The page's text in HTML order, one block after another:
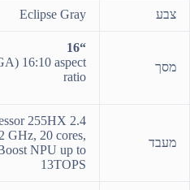
צבע Eclipse Gray
מסך
“16
16:10 aspect
ratio
מעבד
255HX 2.4
GHz, 20 cores,
NPU up to
13TOPS